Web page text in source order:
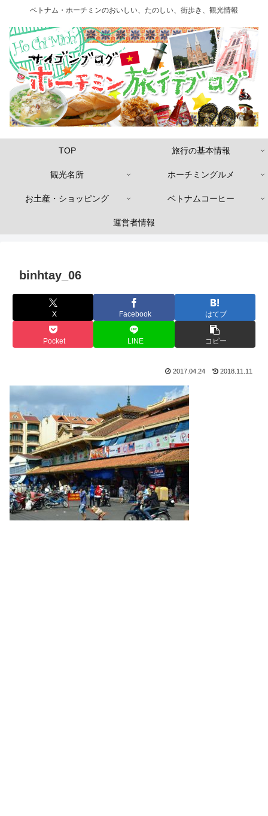
ベトナム・ホーチミンのおいしい、たのしい、街歩き、観光情報
TOP 旅行の基本情報
観光名所 ホーチミングルメ
お土産・ショッピング ベトナムコーヒー
運営者情報
binhtay_06
X Facebook はてブ
Pocket LINE コピー
2017.04.24 2018.11.11